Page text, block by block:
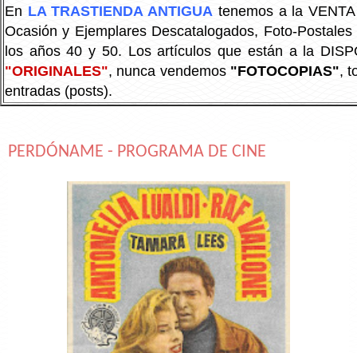
En LA TRASTIENDA ANTIGUA tenemos a la
Ocasión y Ejemplares Descatalogados, Foto-
los años 40 y 50. Los artículos que están a la
"ORIGINALES", nunca vendemos "FOTOCOPIAS",
entradas (posts).
PERDÓNAME - PROGRAMA DE CINE